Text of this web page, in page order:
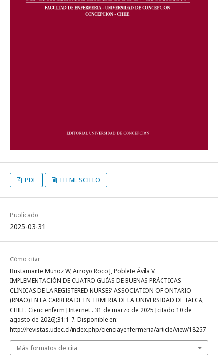
PDF HTML SCIELO
Publicado
2025-03-31
Cómo citar
Bustamante Muñoz W, Arroyo Roco J, Poblete Ávila V.
IMPLEMENTACIÓN DE CUATRO GUÍAS DE BUENAS PRÁCTICAS
CLÍNICAS DE LA REGISTERED NURSES’ ASSOCIATION OF ONTARIO
(RNAO) EN LA CARRERA DE ENFERMERÍA DE LA UNIVERSIDAD DE TALCA,
CHILE. Cienc enferm [Internet]. 31 de marzo de 2025 [citado 10 de
agosto de 2026];31:1-7. Disponible en:
http://revistas.udec.cl/index.php/cienciayenfermeria/article/view/18267
Más formatos de cita